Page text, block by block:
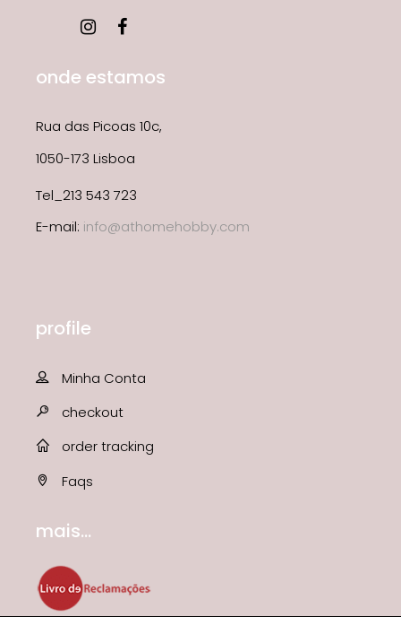
onde estamos
Rua das Picoas 10c,
1050-173 Lisboa
Tel_213 543 723
E-mail: info@athomehobby.com
profile
Minha Conta
checkout
order tracking
Faqs
mais...